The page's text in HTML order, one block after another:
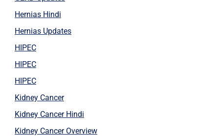
Hernias Hindi
Hernias Updates
HIPEC
HIPEC
HIPEC
Kidney Cancer
Kidney Cancer Hindi
Kidney Cancer Overview